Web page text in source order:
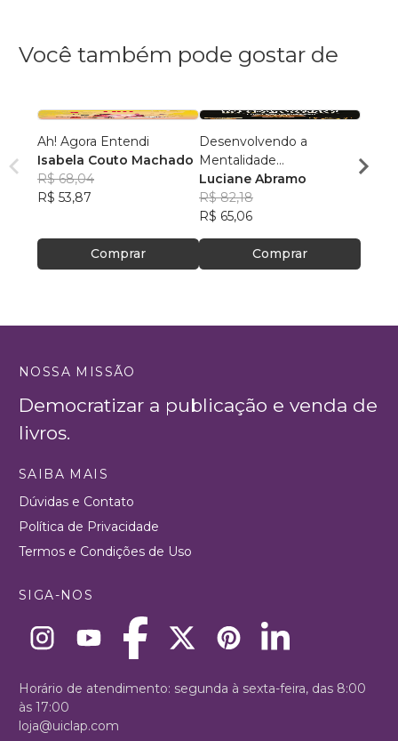
Você também pode gostar de
Ah! Agora Entendi
Isabela Couto Machado
R$ 68,04
R$ 53,87
Comprar
Desenvolvendo a
Mentalidade
Empreendedora
Luciane Abramo
R$ 82,18
R$ 65,06
Comprar
NOSSA MISSÃO
Democratizar a publicação e venda de
livros.
SAIBA MAIS
Dúvidas e Contato
Política de Privacidade
Termos e Condições de Uso
SIGA-NOS
Horário de atendimento: segunda à sexta-feira, das 8:00
às 17:00
loja@uiclap.com